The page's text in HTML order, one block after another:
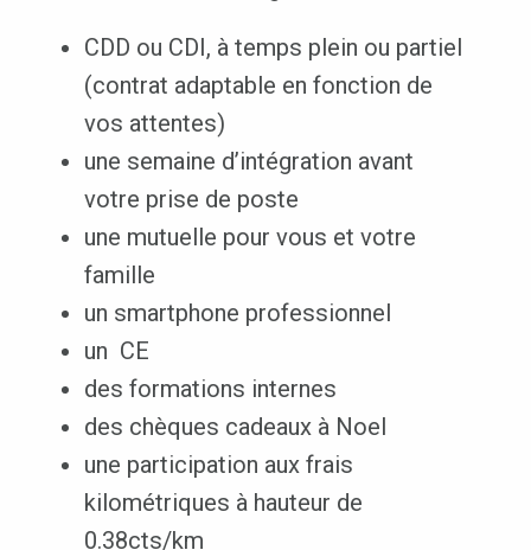
CDD ou CDI, à temps plein ou partiel
(contrat adaptable en fonction de
vos attentes)
une semaine d’intégration avant
votre prise de poste
une mutuelle pour vous et votre
famille
un smartphone professionnel
un CE
des formations internes
des chèques cadeaux à Noel
une participation aux frais
kilométriques à hauteur de
0.38cts/km